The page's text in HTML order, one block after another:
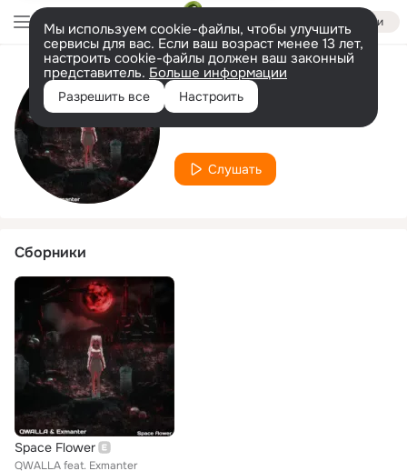
Войти
Мы используем cookie-файлы, чтобы улучшить
сервисы для вас. Если ваш возраст менее 13 лет,
настроить cookie-файлы должен ваш законный
представитель. Больше информации
Разрешить все Настроить
Исполнитель
Exmanter
Слушать
Сборники
Space Flower
QWALLA feat. Exmanter